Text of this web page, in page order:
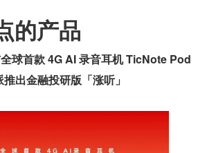
的产品
球首款 4G AI 录音耳机 TicNote Pod
出金融投研版「涨听」